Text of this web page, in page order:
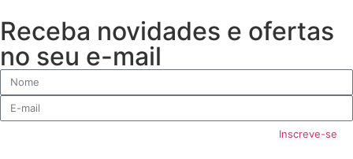
Receba novidades e ofertas
no seu e-mail
Inscreve-se